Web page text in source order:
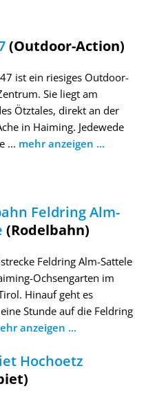
(Outdoor-Action)
ist ein riesiges Outdoor-
Sie liegt am
Ötztales, direkt an der
in Haiming. Jedewede
... mehr anzeigen ...
Feldring Alm-
(Rodelbahn)
Feldring Alm-Sattele
Ochsengarten im
Hinauf geht es
Stunde auf die Feldring
anzeigen ...
Hochoetz